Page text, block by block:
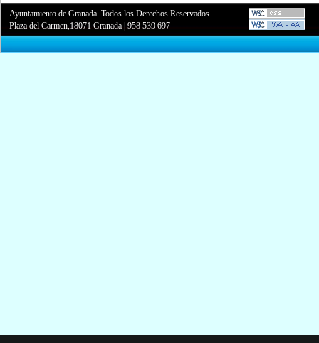
Ayuntamiento de Granada. Todos los Derechos Reservados.
Plaza del Carmen,18071 Granada |958 539 697